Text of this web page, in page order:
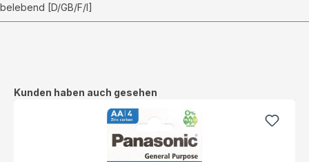
belebend [D/GB/F/I]
Produktgalerie überspringen
Kunden haben auch gesehen